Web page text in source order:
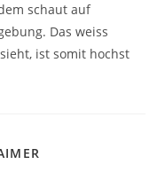
schaut auf
Das weiss
ist somit hochst